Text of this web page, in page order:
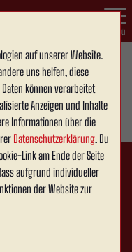
auf unserer Website.
uns helfen, diese
können verarbeitet
Anzeigen und Inhalte
Informationen über die
Datenschutzerklärung. Du
Link am Ende der Seite
aufgrund individueller
der Website zur
Menü